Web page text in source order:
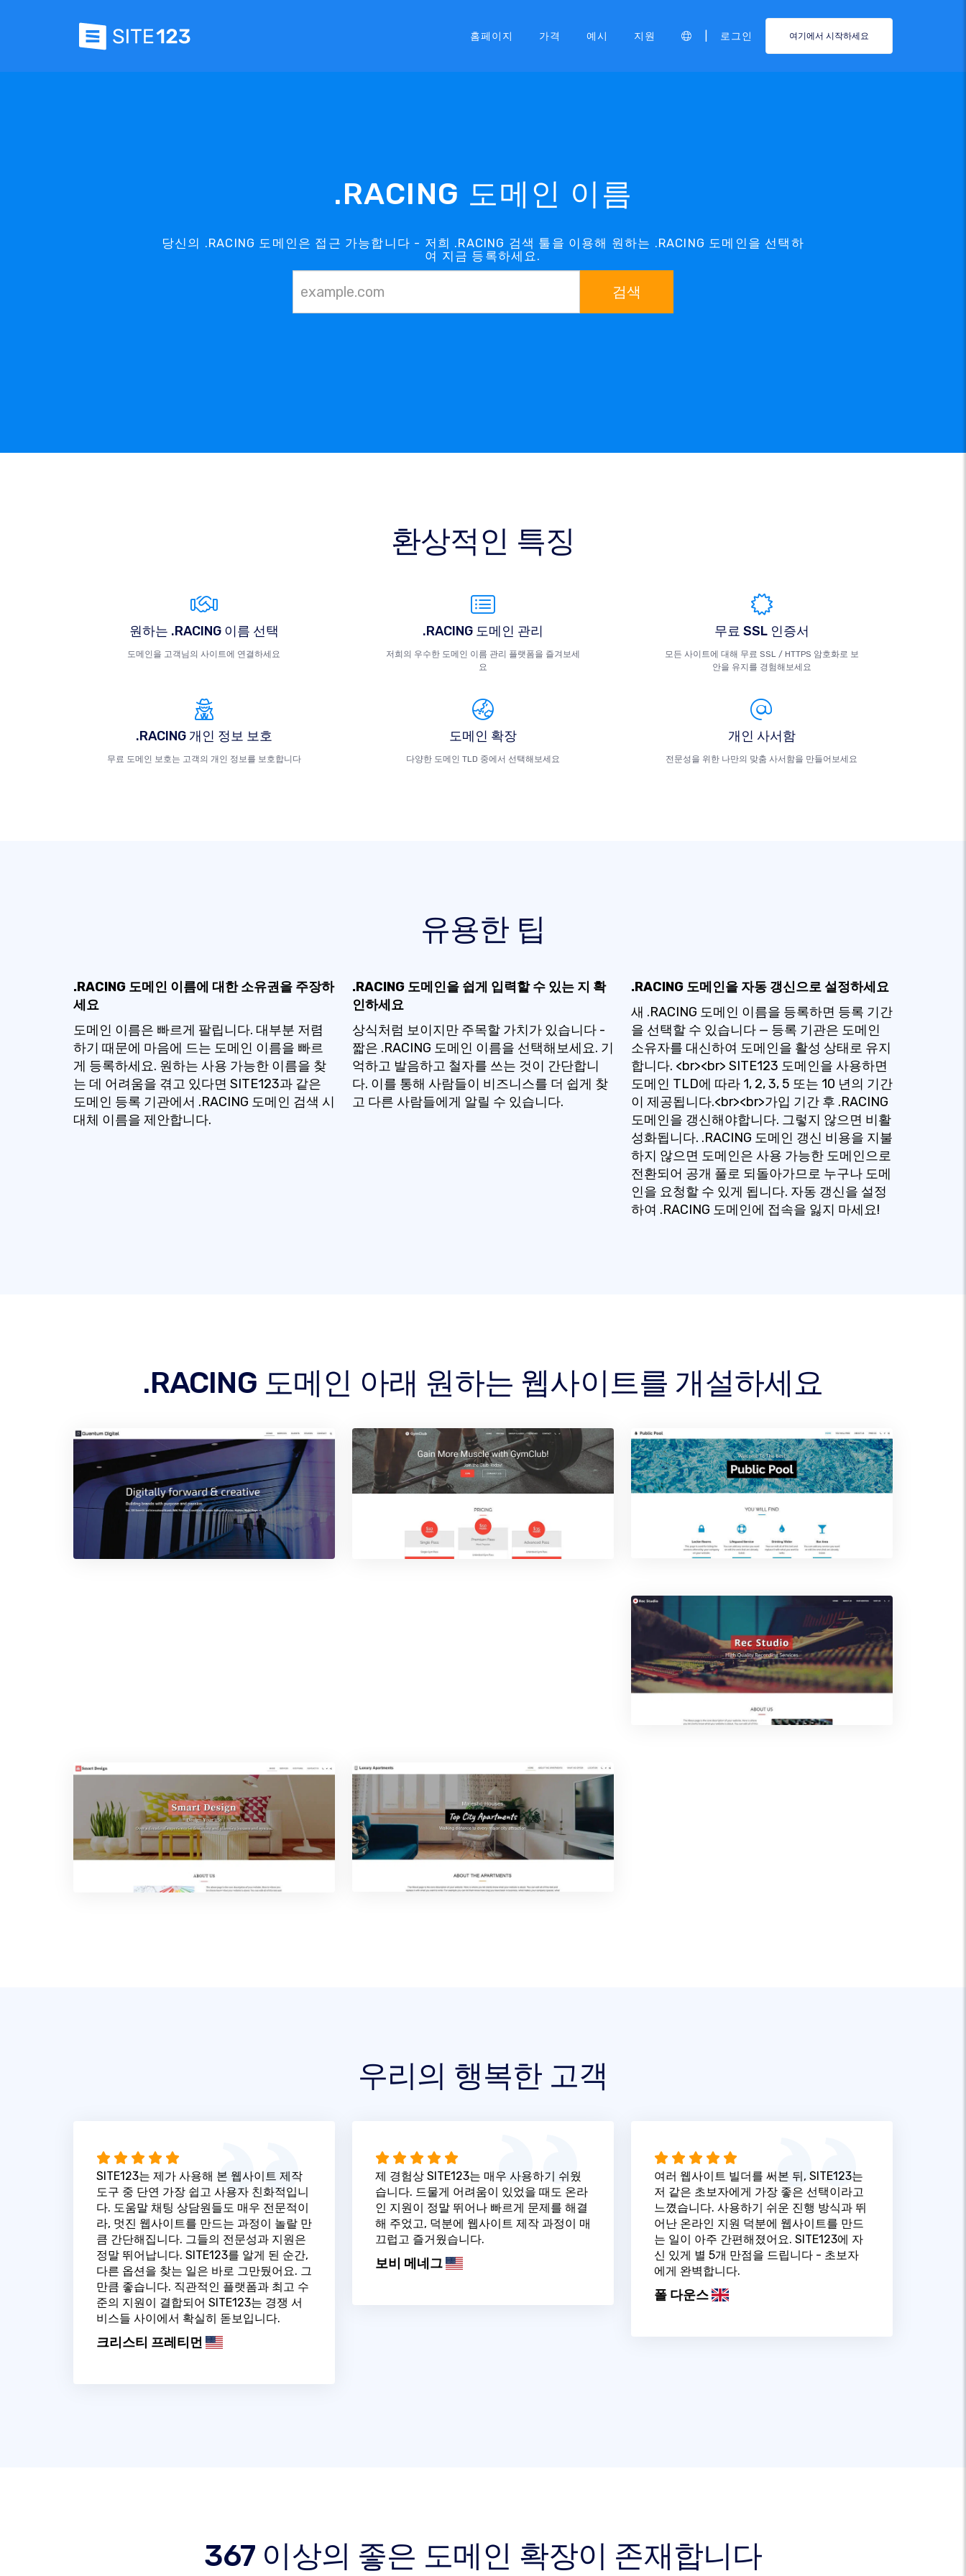
홈페이지 가격 예시 지원 로그인 여기에서 시작하세요
.RACING 도메인 이름
당신의 .RACING 도메인은 접근 가능합니다 - 저희 .RACING 검색 툴을 이용해 원하는 .RACING 도메인을 선택하
여 지금 등록하세요.
검색
환상적인 특징
원하는 .RACING 이름 선택
도메인을 고객님의 사이트에 연결하세요
.RACING 도메인 관리
저희의 우수한 도메인 이름 관리 플랫폼을 즐겨보세
요
무료 SSL 인증서
모든 사이트에 대해 무료 SSL / HTTPS 암호화로 보
안을 유지를 경험해보세요
.RACING 개인 정보 보호
무료 도메인 보호는 고객의 개인 정보를 보호합니다
도메인 확장
다양한 도메인 TLD 중에서 선택해보세요
개인 사서함
전문성을 위한 나만의 맞춤 사서함을 만들어보세요
유용한 팁
.RACING 도메인 이름에 대한 소유권을 주장하
세요
도메인 이름은 빠르게 팔립니다. 대부분 저렴
하기 때문에 마음에 드는 도메인 이름을 빠르
게 등록하세요. 원하는 사용 가능한 이름을 찾
는 데 어려움을 겪고 있다면 SITE123과 같은
도메인 등록 기관에서 .RACING 도메인 검색 시
대체 이름을 제안합니다.
.RACING 도메인을 쉽게 입력할 수 있는 지 확
인하세요
상식처럼 보이지만 주목할 가치가 있습니다 -
짧은 .RACING 도메인 이름을 선택해보세요. 기
억하고 발음하고 철자를 쓰는 것이 간단합니
다. 이를 통해 사람들이 비즈니스를 더 쉽게 찾
고 다른 사람들에게 알릴 수 있습니다.
.RACING 도메인을 자동 갱신으로 설정하세요
새 .RACING 도메인 이름을 등록하면 등록 기간
을 선택할 수 있습니다 — 등록 기관은 도메인
소유자를 대신하여 도메인을 활성 상태로 유지
합니다. <br><br> SITE123 도메인을 사용하면
도메인 TLD에 따라 1, 2, 3, 5 또는 10 년의 기간
이 제공됩니다.<br><br>가입 기간 후 .RACING
도메인을 갱신해야합니다. 그렇지 않으면 비활
성화됩니다. .RACING 도메인 갱신 비용을 지불
하지 않으면 도메인은 사용 가능한 도메인으로
전환되어 공개 풀로 되돌아가므로 누구나 도메
인을 요청할 수 있게 됩니다. 자동 갱신을 설정
하여 .RACING 도메인에 접속을 잃지 마세요!
.RACING 도메인 아래 원하는 웹사이트를 개설하세요
우리의 행복한 고객
SITE123는 제가 사용해 본 웹사이트 제작
도구 중 단연 가장 쉽고 사용자 친화적입니
다. 도움말 채팅 상담원들도 매우 전문적이
라, 멋진 웹사이트를 만드는 과정이 놀랄 만
큼 간단해집니다. 그들의 전문성과 지원은
정말 뛰어납니다. SITE123를 알게 된 순간,
다른 옵션을 찾는 일은 바로 그만뒀어요. 그
만큼 좋습니다. 직관적인 플랫폼과 최고 수
준의 지원이 결합되어 SITE123는 경쟁 서
비스들 사이에서 확실히 돋보입니다.
크리스티 프레티먼
제 경험상 SITE123는 매우 사용하기 쉬웠
습니다. 드물게 어려움이 있었을 때도 온라
인 지원이 정말 뛰어나 빠르게 문제를 해결
해 주었고, 덕분에 웹사이트 제작 과정이 매
끄럽고 즐거웠습니다.
보비 메네그
여러 웹사이트 빌더를 써본 뒤, SITE123는
저 같은 초보자에게 가장 좋은 선택이라고
느꼈습니다. 사용하기 쉬운 진행 방식과 뛰
어난 온라인 지원 덕분에 웹사이트를 만드
는 일이 아주 간편해졌어요. SITE123에 자
신 있게 별 5개 만점을 드립니다 - 초보자
에게 완벽합니다.
폴 다운스
367 이상의 좋은 도메인 확장이 존재합니다